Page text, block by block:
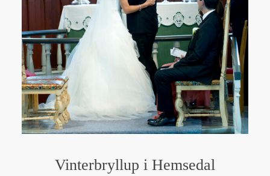
Vinterbryllup i Hemsedal